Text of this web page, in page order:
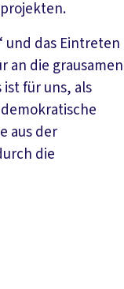
und das Eintreten
an die grausamen
für uns, als
aus der
die